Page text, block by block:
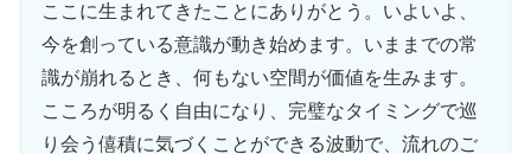
ここに生まれてきたことにありがとう。いよいよ、
今を創っている意識が動き始めます。いままでの常
識が崩れるとき、何もない空間が価値を生みます。
こころが明るく自由になり、完璧なタイミングで巡
り会う僖積に気づくことができる波動で、流れのご